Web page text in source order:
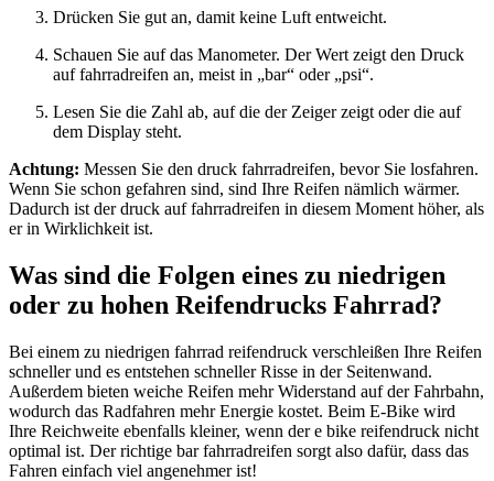
Drücken Sie gut an, damit keine Luft entweicht.
Schauen Sie auf das Manometer. Der Wert zeigt den Druck
auf fahrradreifen an, meist in „bar“ oder „psi“.
Lesen Sie die Zahl ab, auf die der Zeiger zeigt oder die auf
dem Display steht.
Achtung: Messen Sie den druck fahrradreifen, bevor Sie losfahren.
Wenn Sie schon gefahren sind, sind Ihre Reifen nämlich wärmer.
Dadurch ist der druck auf fahrradreifen in diesem Moment höher, als
er in Wirklichkeit ist.
Was sind die Folgen eines zu niedrigen
oder zu hohen Reifendrucks Fahrrad?
Bei einem zu niedrigen fahrrad reifendruck verschleißen Ihre Reifen
schneller und es entstehen schneller Risse in der Seitenwand.
Außerdem bieten weiche Reifen mehr Widerstand auf der Fahrbahn,
wodurch das Radfahren mehr Energie kostet. Beim E-Bike wird
Ihre Reichweite ebenfalls kleiner, wenn der e bike reifendruck nicht
optimal ist. Der richtige bar fahrradreifen sorgt also dafür, dass das
Fahren einfach viel angenehmer ist!